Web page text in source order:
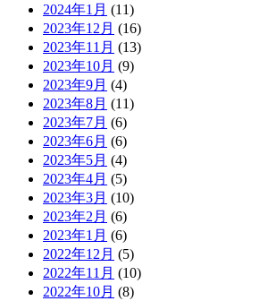
2024年1月 (11)
2023年12月 (16)
2023年11月 (13)
2023年10月 (9)
2023年9月 (4)
2023年8月 (11)
2023年7月 (6)
2023年6月 (6)
2023年5月 (4)
2023年4月 (5)
2023年3月 (10)
2023年2月 (6)
2023年1月 (6)
2022年12月 (5)
2022年11月 (10)
2022年10月 (8)